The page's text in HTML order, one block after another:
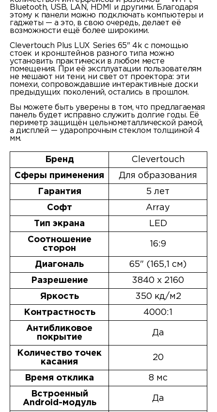
Bluetooth, USB, LAN, HDMI и другими. Благодаря
этому к панели можно подключать компьютеры и
гаджеты — а это, в свою очередь, делает её
возможности ещё более широкими.
Clevertouch Plus LUX Series 65" 4k с помощью
стоек и кронштейнов разного типа можно
установить практически в любом месте
помещения. При её эксплуатации пользователям
не мешают ни тени, ни свет от проектора: эти
помехи, сопровождавшие интерактивные доски
предыдущих поколений, остались в прошлом.
Вы можете быть уверены в том, что предлагаемая
панель будет исправно служить долгие годы. Её
периметр защищён цельнометаллической рамой,
а дисплей — ударопрочным стеклом толщиной 4
мм.
Бренд Clevertouch
Сферы применения Для образования
Гарантия 5 лет
Софт Array
Тип экрана LED
Соотношение
сторон
16:9
Диагональ 65" (165,1 см)
Разрешение 3840 x 2160
Яркость 350 кд/м2
Контрастность 4000:1
Антибликовое
покрытие
Да
Количество точек
касания
20
Время отклика 8 мс
Встроенный
Android-модуль
Да